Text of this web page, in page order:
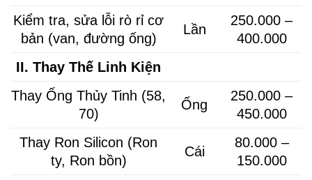
Kiểm tra, sửa lỗi rò rỉ cơ
bản (van, đường ống)
Lần
250.000 –
400.000
II. Thay Thế Linh Kiện
Thay Ống Thủy Tinh (58,
70)
Ống
250.000 –
450.000
Thay Ron Silicon (Ron
ty, Ron bồn)
Cái
80.000 –
150.000